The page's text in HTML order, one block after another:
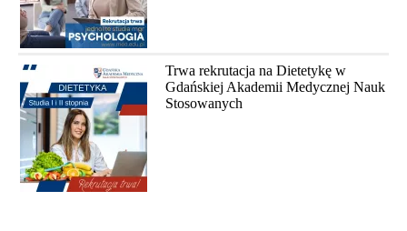
Trwa rekrutacja na Dietetykę w
Gdańskiej Akademii Medycznej Nauk
Stosowanych